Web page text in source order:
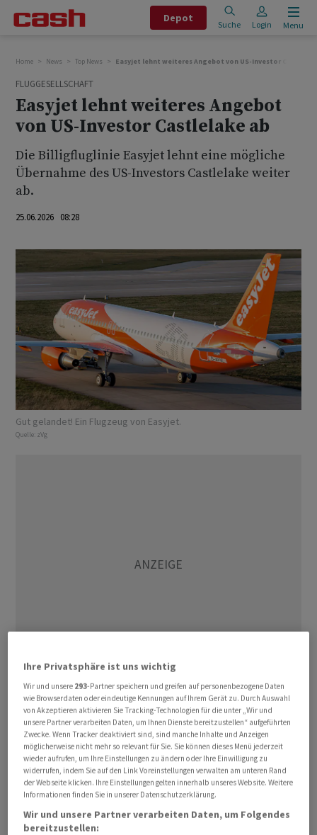
Depot
Suche Login Menu
Home News Top News Easyjet lehnt weiteres Angebot von US-Investor
FLUGGESELLSCHAFT
Easyjet lehnt weiteres Angebot
von US-Investor Castlelake ab
Die Billigfluglinie Easyjet lehnt eine mögliche
Übernahme des US-Investors Castlelake weiter
ab.
25.06.2026 08:28
Gut gelandet! Ein Flugzeug von Easyjet.
Quelle: zVg
Auch ein viertes unverbindliches Angebot über nun 6,50
britischePfundwiesen die Briten zurück, wie es in einer
Mitteilung vonEasyjetvom Donnerstag hiess. Zuletzt
hatten die Amerikaner 6,25Pfundje Aktie geboten.
Castlelake habe jedoch seiner Hoffnung Ausdruck
gegeben, die Offerte weiter erhöhen zu können, wenn
der Investor einen begrenzten Zugang zu finanziellen
Informationen erhalte.
Ihre Privatsphäre ist uns wichtig
Wir und unsere 293-Partner speichern und greifen auf personenbezogene Daten
wie Browserdaten oder eindeutige Kennungen auf Ihrem Gerät zu. Durch Auswahl
von Akzeptieren aktivieren Sie Tracking-Technologien für die unter „Wir und
unsere Partner verarbeiten Daten, um Ihnen Dienste bereitzustellen“ aufgeführten
Zwecke. Wenn Tracker deaktiviert sind, sind manche Inhalte und Anzeigen
möglicherweise nicht mehr so relevant für Sie. Sie können dieses Menü jederzeit
wieder aufrufen, um Ihre Einstellungen zu ändern oder Ihre Einwilligung zu
widerrufen, indem Sie auf den Link Voreinstellungen verwalten am unteren Rand
der Webseite klicken. Ihre Einstellungen gelten innerhalb unseres Website. Weitere
Informationen finden Sie in unserer Datenschutzerklärung.
Wir und unsere Partner verarbeiten Daten, um Folgendes
bereitzustellen: